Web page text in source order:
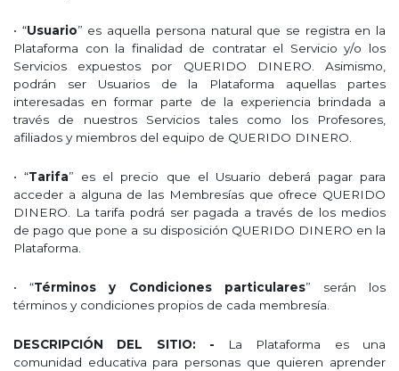
• “Usuario” es aquella persona natural que se registra en la
Plataforma con la finalidad de contratar el Servicio y/o los
Servicios expuestos por QUERIDO DINERO. Asimismo,
podrán ser Usuarios de la Plataforma aquellas partes
interesadas en formar parte de la experiencia brindada a
través de nuestros Servicios tales como los Profesores,
afiliados y miembros del equipo de QUERIDO DINERO.
• “Tarifa” es el precio que el Usuario deberá pagar para
acceder a alguna de las Membresías que ofrece QUERIDO
DINERO. La tarifa podrá ser pagada a través de los medios
de pago que pone a su disposición QUERIDO DINERO en la
Plataforma.
• “Términos y Condiciones particulares” serán los
términos y condiciones propios de cada membresía.
DESCRIPCIÓN DEL SITIO: - La Plataforma es una
comunidad educativa para personas que quieren aprender